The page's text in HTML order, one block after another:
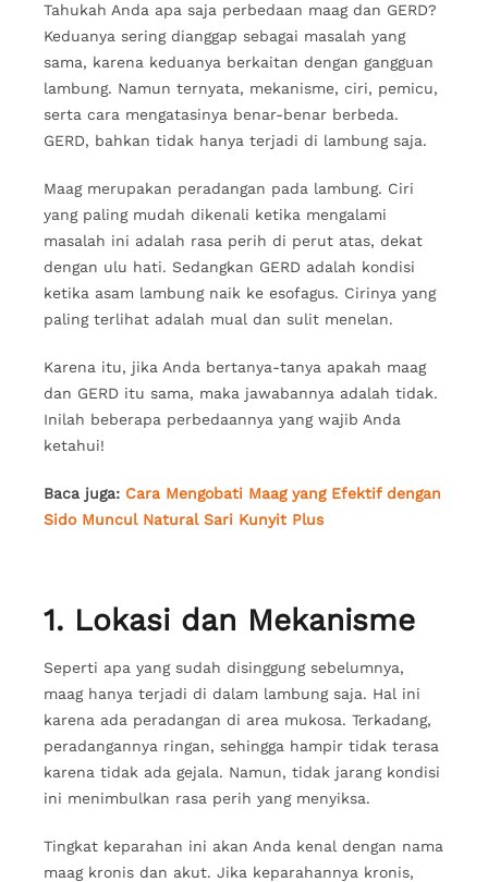
Tahukah Anda apa saja perbedaan maag dan GERD?
Keduanya sering dianggap sebagai masalah yang
sama, karena keduanya berkaitan dengan gangguan
lambung. Namun ternyata, mekanisme, ciri, pemicu,
serta cara mengatasinya benar-benar berbeda.
GERD, bahkan tidak hanya terjadi di lambung saja.
Maag merupakan peradangan pada lambung. Ciri
yang paling mudah dikenali ketika mengalami
masalah ini adalah rasa perih di perut atas, dekat
dengan ulu hati. Sedangkan GERD adalah kondisi
ketika asam lambung naik ke esofagus. Cirinya yang
paling terlihat adalah mual dan sulit menelan.
Karena itu, jika Anda bertanya-tanya apakah maag
dan GERD itu sama, maka jawabannya adalah tidak.
Inilah beberapa perbedaannya yang wajib Anda
ketahui!
Baca juga: Cara Mengobati Maag yang Efektif dengan
Sido Muncul Natural Sari Kunyit Plus
1. Lokasi dan Mekanisme
Seperti apa yang sudah disinggung sebelumnya,
maag hanya terjadi di dalam lambung saja. Hal ini
karena ada peradangan di area mukosa. Terkadang,
peradangannya ringan, sehingga hampir tidak terasa
karena tidak ada gejala. Namun, tidak jarang kondisi
ini menimbulkan rasa perih yang menyiksa.
Tingkat keparahan ini akan Anda kenal dengan nama
maag kronis dan akut. Jika keparahannya kronis,